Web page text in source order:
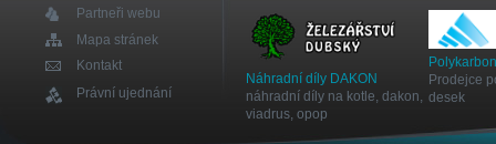
Partneři webu
Mapa stránek
Kontakt
Právní ujednání
Náhradní díly DAKON
náhradní díly na kotle, dakon,
viadrus, opop
Prodejce
desek